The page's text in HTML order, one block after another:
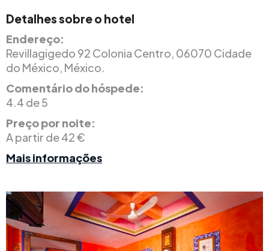
Detalhes sobre o hotel
Endereço:
Revillagigedo 92 Colonia Centro, 06070 Cidade
do México, México.
Comentário do hóspede:
4.4 de 5
Preço por noite:
A partir de 42 €
Mais informações